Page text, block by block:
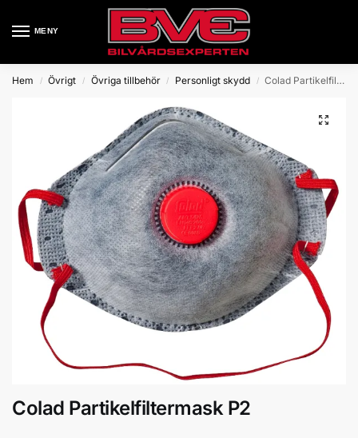
MENY
Hem / Övrigt / Övriga tillbehör / Personligt skydd / Colad Partikelfiltermask P2
Colad Partikelfiltermask P2